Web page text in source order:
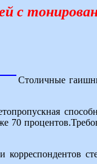
с
Столичные